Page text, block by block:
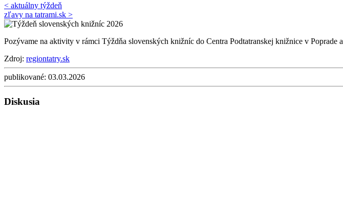
< aktuálny týždeň
zľavy na tatrami.sk >
Pozývame na aktivity v rámci Týždňa slovenských knižníc do Centra Podtatranskej knižnice v Poprade
Zdroj: regiontatry.sk
publikované: 03.03.2026
Diskusia